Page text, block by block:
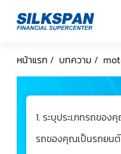
หน้าแรก / บทความ /
ระบุประเภทรถของ
รถของคุณเป็นรถยนต์